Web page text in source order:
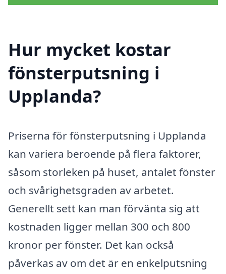
Hur mycket kostar
fönsterputsning i
Upplanda?
Priserna för fönsterputsning i Upplanda
kan variera beroende på flera faktorer,
såsom storleken på huset, antalet fönster
och svårighetsgraden av arbetet.
Generellt sett kan man förvänta sig att
kostnaden ligger mellan 300 och 800
kronor per fönster. Det kan också
påverkas av om det är en enkelputsning